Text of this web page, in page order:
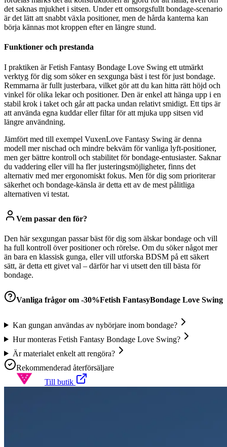
det saknas mjukhet i sitsen. Under ett omsorgsfullt bondage-scenario
är det lätt att snabbt växla positioner, men de hårda kanterna kan
börja kännas mot kroppen efter en längre stund.
Funktioner och prestanda
I praktiken är Fetish Fantasy Bondage Love Swing ett utmärkt
verktyg för dig som söker en sexgunga bäst i test för just bondage.
Remmarna är fullt justerbara, vilket gör att du kan hitta rätt höjd och
vinkel för olika lekar och positioner. Den är enkel att hänga upp i en
stabil krok i taket och går att packa undan relativt smidigt. Ett tips är
att använda egna kuddar eller filtar för att mjuka upp sitsen vid
längre användning.
Jämfört med till exempel VuxenLove Fantasy Swing är denna
modell mer nischad och mindre bekväm för vanliga lyft-positioner,
men ger bättre kontroll och stabilitet för bondage-entusiaster. Saknar
du vaddering eller vill ha fler justeringsmöjligheter, finns det
alternativ med mer ergonomiskt fokus. Men för dig som prioriterar
säkerhet och bondage-känsla är detta ett av de mest pålitliga
alternativen vi testat.
Vem passar den för?
Den här sexgungan passar bäst för dig som älskar bondage och vill
ha full kontroll över positioner och rörelse. Om du söker något mer
än bara en klassisk gunga, eller vill utforska BDSM på ett säkert
sätt, är detta ett givet val – därför har vi utsett den till bästa för
bondage.
Vanliga frågor om -30%Fetish FantasyBondage Love Swing
Kan gungan användas av nybörjare inom bondage?
Hur monteras Fetish Fantasy Bondage Love Swing?
Är materialet enkelt att rengöra?
Rekommenderad återförsäljare
Till butik